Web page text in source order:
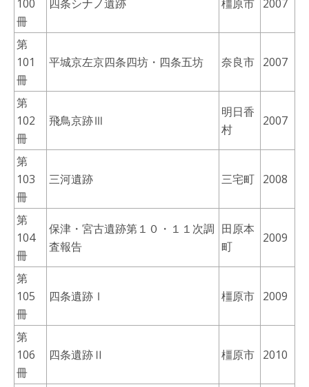
100
冊
四条シナノ遺跡 橿原市 2007
第
101
冊
平城京左京四条四坊・四条五坊 奈良市 2007
第
102
冊
飛鳥京跡Ⅲ
明日香
村
2007
第
103
冊
三河遺跡 三宅町 2008
第
104
冊
保津・宮古遺跡第１０・１１次調
査報告
田原本
町
2009
第
105
冊
四条遺跡Ⅰ 橿原市 2009
第
106
冊
四条遺跡Ⅱ 橿原市 2010